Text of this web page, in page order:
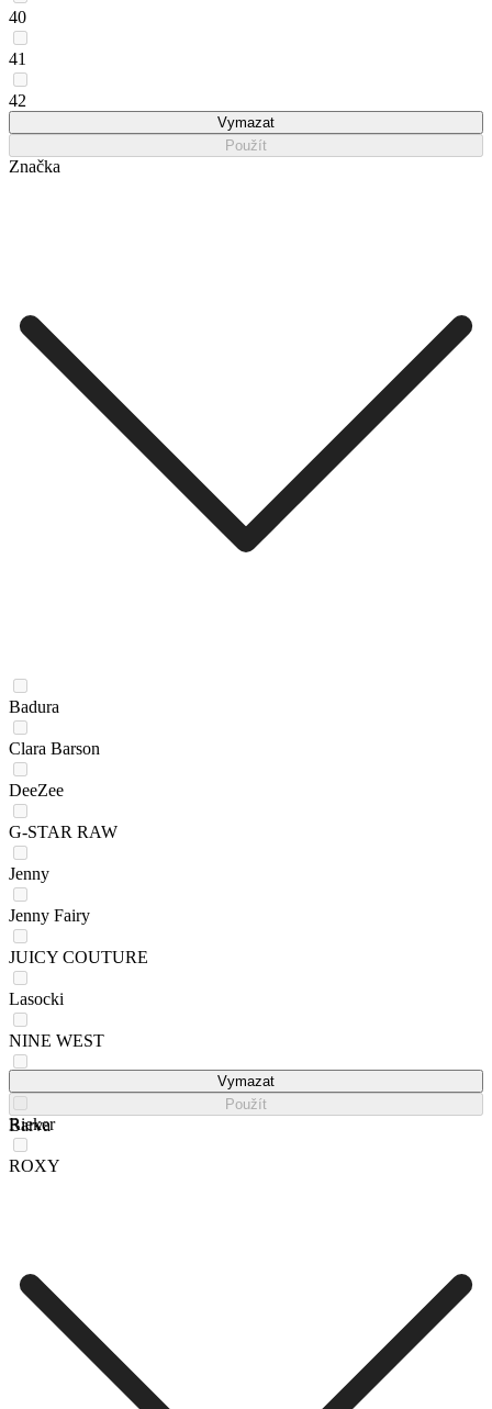
40
41
42
Vymazat
Použít
Značka
Badura
Clara Barson
DeeZee
G-STAR RAW
Jenny
Jenny Fairy
JUICY COUTURE
Lasocki
NINE WEST
Rieker
ROXY
Vymazat
Použít
Barva